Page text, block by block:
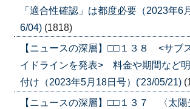
「適合性確認」は都度必要（2023年6
6/04) (1818)
【ニュースの深層】□□１３８ <サブ
イドラインを発表> 料金や期間など
付け（2023年5月18日号）('23/05/21)
【ニュースの深層】□□１３７ 〈太陽